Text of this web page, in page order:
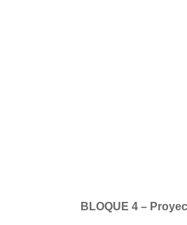
BLOQUE 4 –